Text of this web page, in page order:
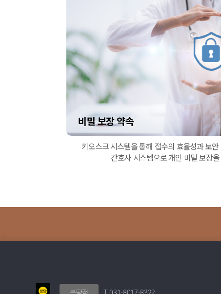
비밀 보장 약속
키오스크 시스템을 통해 접수의 효율성과 보
간호사 시스템으로 개인 비밀 보장
분당점 T. 031-8017-8322